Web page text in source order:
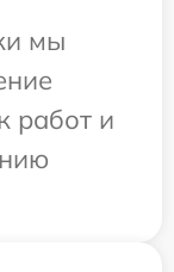
мы
работ и